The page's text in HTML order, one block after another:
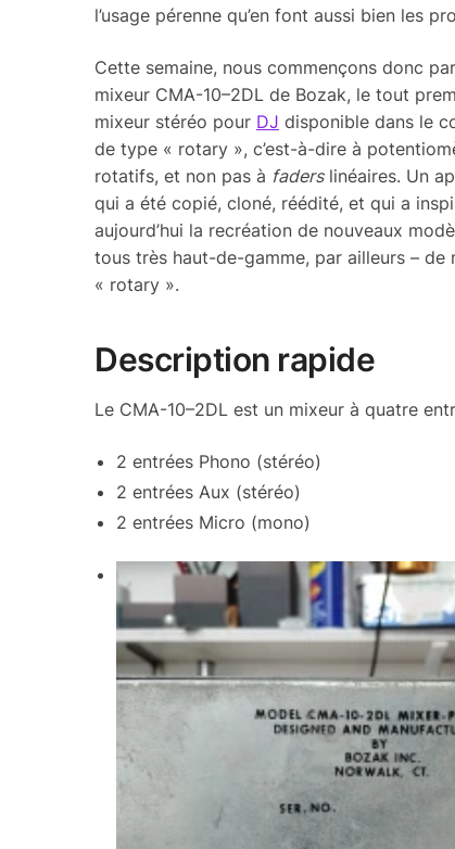
l’usage pérenne qu’en font aussi bien les
Cette semaine, nous commençons donc
mixeur CMA-10–2DL de Bozak, le tout
mixeur stéréo pour DJ dispo­nible dans le
de type « rotary », c’est-à-dire à
rota­tifs, et non pas à faderslinéaires. Un
qui a été copié, cloné, réédité, et qui a
aujour­d’hui la recréa­tion de nouveaux
tous très haut-de-gamme, par ailleurs – de
« rotary ».
Descrip­tion rapide
Le CMA-10–2DL est un mixeur à quatre
2 entrées Phono (stéréo)
2 entrées Aux (stéréo)
2 entrées Micro (mono)